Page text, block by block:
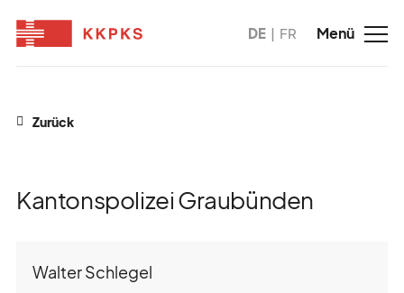
DE FR
Zurück
Kantonspolizei Graubünden
Walter Schlegel